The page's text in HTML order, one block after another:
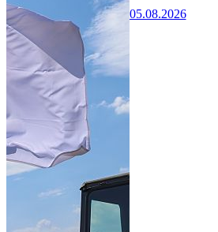
05.08.2026